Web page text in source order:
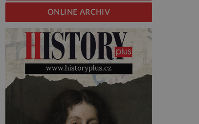
ONLINE ARCHIV